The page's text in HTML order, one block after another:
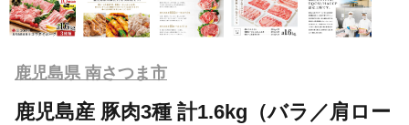
鹿児島県 南さつま市
鹿児島産 豚肉3種 計1.6kg（バラ／肩ロー